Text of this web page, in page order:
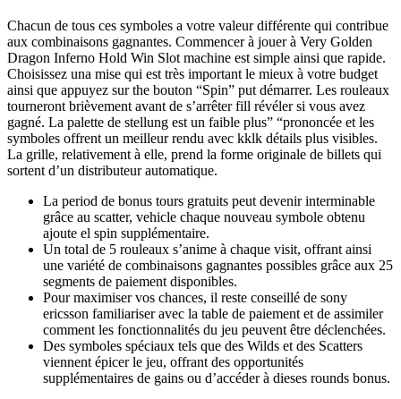
Chacun de tous ces symboles a votre valeur différente qui contribue
aux combinaisons gagnantes. Commencer à jouer à Very Golden
Dragon Inferno Hold Win Slot machine est simple ainsi que rapide.
Choisissez una mise qui est très important le mieux à votre budget
ainsi que appuyez sur the bouton “Spin” put démarrer. Les rouleaux
tourneront brièvement avant de s’arrêter fill révéler si vous avez
gagné. La palette de stellung est un faible plus” “prononcée et les
symboles offrent un meilleur rendu avec kklk détails plus visibles.
La grille, relativement à elle, prend la forme originale de billets qui
sortent d’un distributeur automatique.
La period de bonus tours gratuits peut devenir interminable
grâce au scatter, vehicle chaque nouveau symbole obtenu
ajoute el spin supplémentaire.
Un total de 5 rouleaux s’anime à chaque visit, offrant ainsi
une variété de combinaisons gagnantes possibles grâce aux 25
segments de paiement disponibles.
Pour maximiser vos chances, il reste conseillé de sony
ericsson familiariser avec la table de paiement et de assimiler
comment les fonctionnalités du jeu peuvent être déclenchées.
Des symboles spéciaux tels que des Wilds et des Scatters
viennent épicer le jeu, offrant des opportunités
supplémentaires de gains ou d’accéder à dieses rounds bonus.